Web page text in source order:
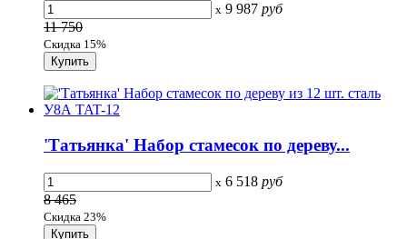
x 9 987 руб
11 750
Скидка 15%
'Татьянка' Набор стамесок по дереву...
x 6 518 руб
8 465
Скидка 23%